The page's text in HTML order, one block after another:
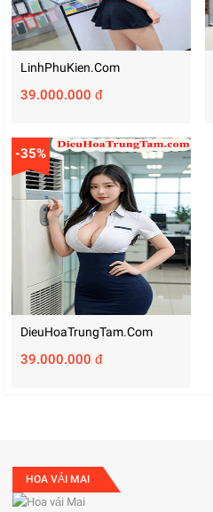
LinhPhuKien.com
39.000.000 đ
-35%
DieuHoaTrungTam.com
39.000.000 đ
HOA VẢI MAI